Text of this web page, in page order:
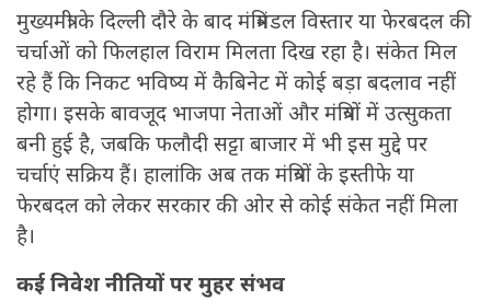
मुख्यमंत्री के दिल्ली दौरे के बाद मंत्रिमंडल विस्तार या फेरबदल की
चर्चाओं को फिलहाल विराम मिलता दिख रहा है। संकेत मिल
रहे हैं कि निकट भविष्य में कैबिनेट में कोई बड़ा बदलाव नहीं
होगा। इसके बावजूद भाजपा नेताओं और मंत्रियों में उत्सुकता
बनी हुई है, जबकि फलौदी सट्टा बाजार में भी इस मुद्दे पर
चर्चाएं सक्रिय हैं। हालांकि अब तक मंत्रियों के इस्तीफे या
फेरबदल को लेकर सरकार की ओर से कोई संकेत नहीं मिला
है।
कई निवेश नीतियों पर मुहर संभव